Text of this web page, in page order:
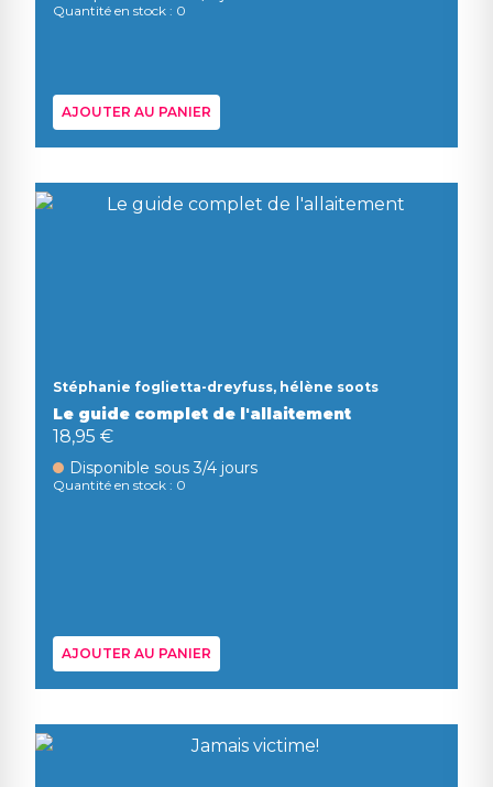
Quantité en stock : 0
AJOUTER AU PANIER
Stéphanie foglietta-dreyfuss, hélène soots
Le guide complet de l'allaitement
18,95 €
Disponible sous 3/4 jours
Quantité en stock : 0
AJOUTER AU PANIER